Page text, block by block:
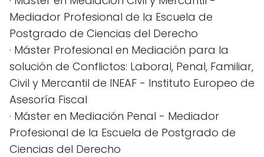
Mediador Profesional de la Escuela de
Postgrado de Ciencias del Derecho
· Máster Profesional en Mediación para la
solución de Conflictos: Laboral, Penal, Familiar,
Civil y Mercantil de INEAF - Instituto Europeo de
Asesoría Fiscal
· Máster en Mediación Penal - Mediador
Profesional de la Escuela de Postgrado de
Ciencias del Derecho